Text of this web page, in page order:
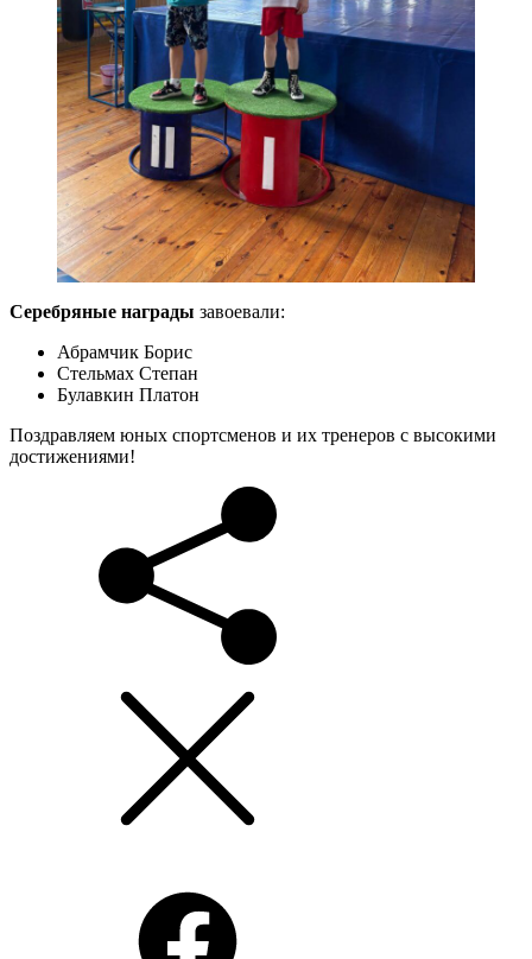
Серебряные награды завоевали:
Абрамчик Борис
Стельмах Степан
Булавкин Платон
Поздравляем юных спортсменов и их тренеров с высокими
достижениями!